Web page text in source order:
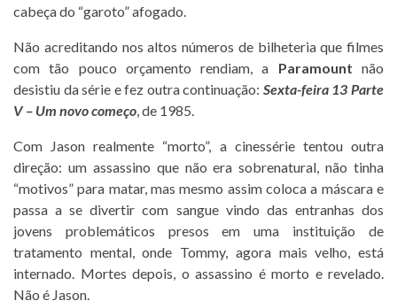
cabeça do “garoto” afogado.
Não acreditando nos altos números de bilheteria que filmes
com tão pouco orçamento rendiam, a Paramount não
desistiu da série e fez outra continuação: Sexta-feira 13 Parte
V – Um novo começo, de 1985.
Com Jason realmente “morto”, a cinessérie tentou outra
direção: um assassino que não era sobrenatural, não tinha
“motivos” para matar, mas mesmo assim coloca a máscara e
passa a se divertir com sangue vindo das entranhas dos
jovens problemáticos presos em uma instituição de
tratamento mental, onde Tommy, agora mais velho, está
internado. Mortes depois, o assassino é morto e revelado.
Não é Jason.